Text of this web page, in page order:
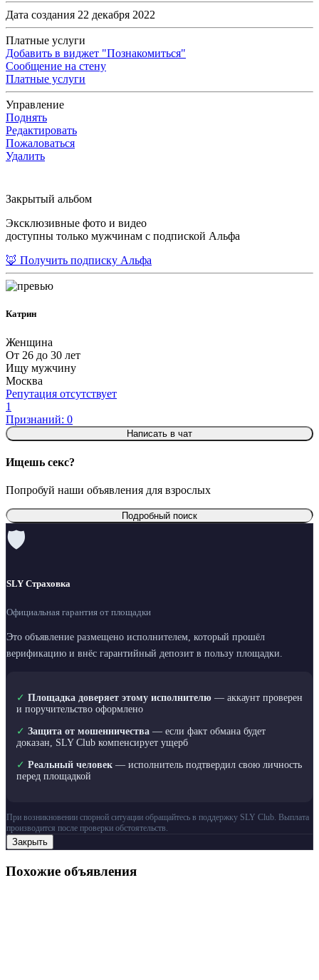
Дата создания 22 декабря 2022
Платные услуги
Добавить в виджет "Познакомиться"
Сообщение на стену
Платные услуги
Управление
Поднять
Редактировать
Пожаловаться
Удалить
Закрытый альбом
Эксклюзивные фото и видео
доступны только мужчинам с подпиской Альфа
🦊 Получить подписку Альфа
Катрин
Женщина
От 26 до 30 лет
Ищу мужчину
Москва
Репутация отсутствует
1
Признаний: 0
Написать в чат
Ищешь секс?
Попробуй наши объявления для взрослых
Подробный поиск
🛡
SLY Страховка
Официальная гарантия от площадки
Это объявление размещено исполнителем, который прошёл
верификацию и внёс гарантийный депозит в пользу площадки.
✓ Площадка доверяет этому исполнителю — аккаунт проверен
и поручительство оформлено
✓ Защита от мошенничества — если факт обмана будет
доказан, SLY Club компенсирует ущерб
✓ Реальный человек — исполнитель подтвердил свою личность
перед площадкой
При возникновении спорной ситуации обращайтесь в поддержку SLY Club. Выплата
производится после проверки обстоятельств.
Закрыть
Похожие объявления